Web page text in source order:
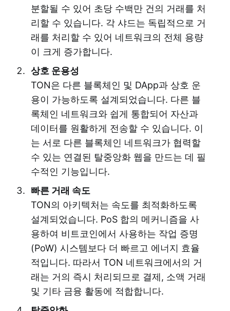
분할될 수 있어 초당 수백만 건의 거래를 처
리할 수 있습니다. 각 샤드는 독립적으로 거
래를 처리할 수 있어 네트워크의 전체 용량
이 크게 증가합니다.
상호 운용성
TON은 다른 블록체인 및 DApp과 상호 운
용이 가능하도록 설계되었습니다. 다른 블
록체인 네트워크와 쉽게 통합되어 자산과
데이터를 원활하게 전송할 수 있습니다. 이
는 서로 다른 블록체인 네트워크가 협력할
수 있는 연결된 탈중앙화 웹을 만드는 데 필
수적인 기능입니다.
빠른 거래 속도
TON의 아키텍처는 속도를 최적화하도록
설계되었습니다. PoS 합의 메커니즘을 사
용하여 비트코인에서 사용하는 작업 증명
(PoW) 시스템보다 더 빠르고 에너지 효율
적입니다. 따라서 TON 네트워크에서의 거
래는 거의 즉시 처리되므로 결제, 소액 거래
및 기타 금융 활동에 적합합니다.